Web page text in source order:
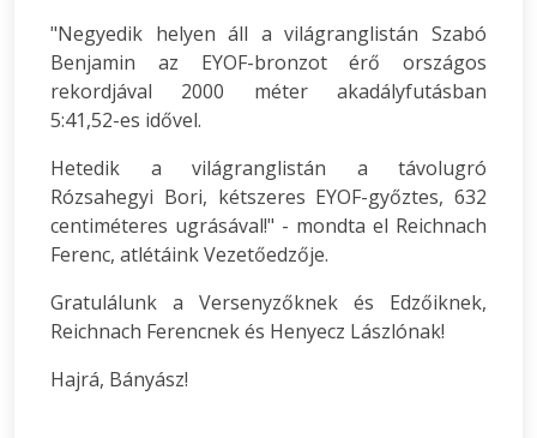
"Negyedik helyen áll a világranglistán Szabó
Benjamin az EYOF-bronzot érő országos
rekordjával 2000 méter akadályfutásban
5:41,52-es idővel.
Hetedik a világranglistán a távolugró
Rózsahegyi Bori, kétszeres EYOF-győztes, 632
centiméteres ugrásával!" - mondta el Reichnach
Ferenc, atlétáink Vezetőedzője.
Gratulálunk a Versenyzőknek és Edzőiknek,
Reichnach Ferencnek és Henyecz Lászlónak!
Hajrá, Bányász!